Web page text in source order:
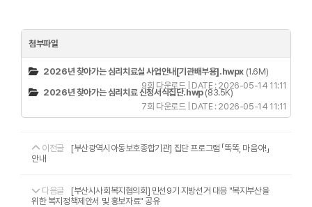
첨부파일
2026년 찾아가는 심리치료실 사업안내[기관배부용].hwpx (1.6M)
9회 다운로드 | DATE : 2026-05-14 11:11
2026년 찾아가는 심리치료 신청서식집단.hwp(83.5K)
7회 다운로드 | DATE : 2026-05-14 11:11
이전글
[부산광역시아동보호종합기관] 집단 프로그램 「똑똑, 마음아!」
안내
다음글
[부산시사회복지협의회] 민선9기 지방선거 대응 "복지부산을
위한 복지정책제안서 및 홍보자료" 공유